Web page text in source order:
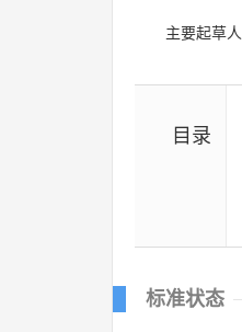
主要起草人
目录
标准状态